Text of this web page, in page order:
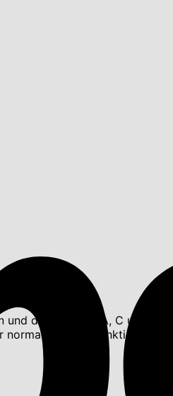
die Vitamine A, C und E
Immunfunktion,